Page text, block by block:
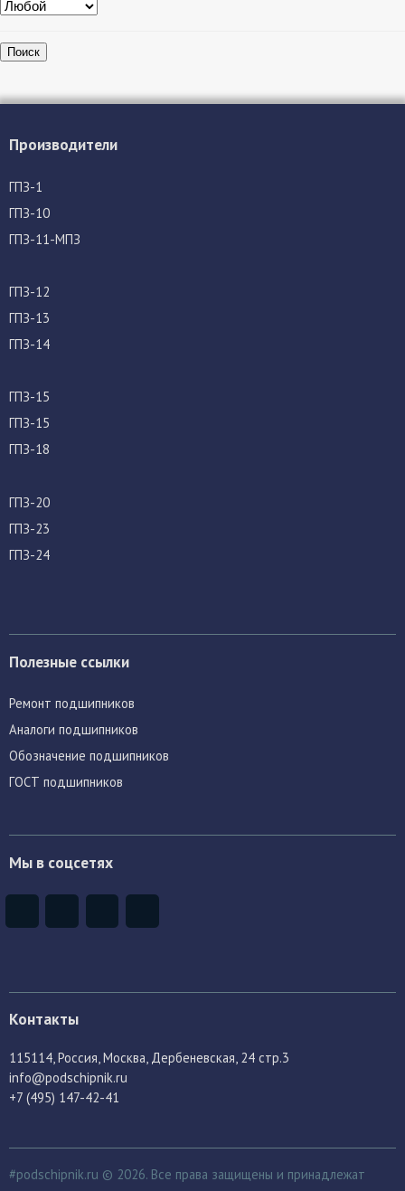
Поиск
Производители
ГПЗ-1
ГПЗ-10
ГПЗ-11-МПЗ
ГПЗ-12
ГПЗ-13
ГПЗ-14
ГПЗ-15
ГПЗ-15
ГПЗ-18
ГПЗ-20
ГПЗ-23
ГПЗ-24
Полезные ссылки
Ремонт подшипников
Аналоги подшипников
Обозначение подшипников
ГОСТ подшипников
Мы в соцсетях
Контакты
115114 , Россия, Москва, Дербеневская, 24 стр.3
info@podschipnik.ru
+7 (495) 147-42-41
#podschipnik.ru © 2026. Все права защищены и принадлежат